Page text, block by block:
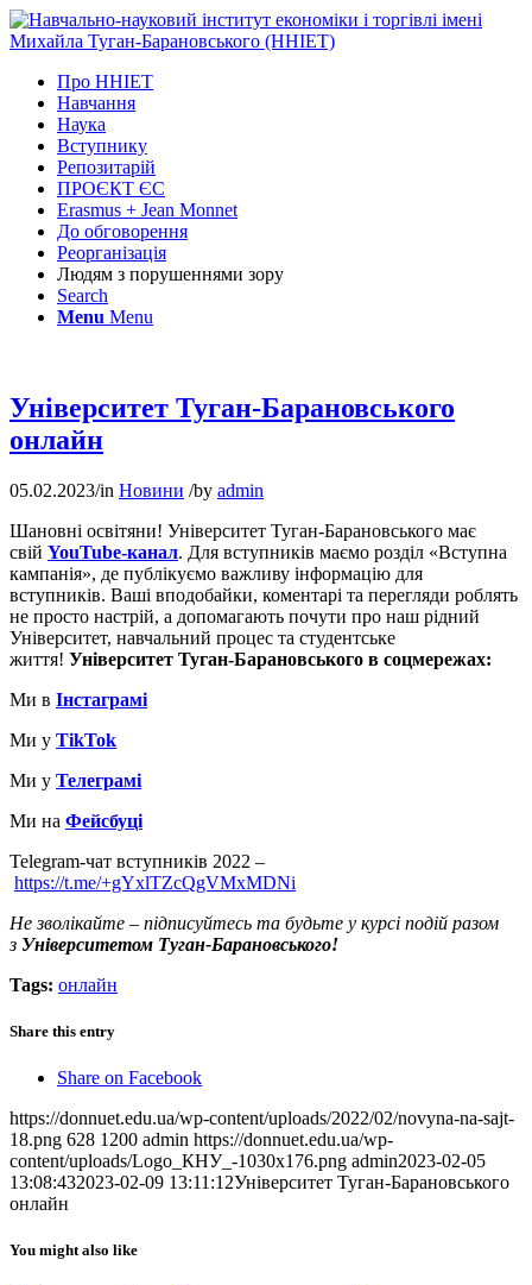
Про ННІЕТ
Навчання
Наука
Вступнику
Репозитарій
ПРОЄКТ ЄС
Erasmus + Jean Monnet
До обговорення
Реорганізація
Людям з порушеннями зору
Search
Menu Menu
Університет Туган-Барановського
онлайн
05.02.2023/in Новини /by admin
Шановні освітяни! Університет Туган-Барановського має
свій YouTube-канал. Для вступників маємо розділ «Вступна
кампанія», де публікуємо важливу інформацію для
вступників. Ваші вподобайки, коментарі та перегляди роблять
не просто настрій, а допомагають почути про наш рідний
Університет, навчальний процес та студентське
життя! Університет Туган-Барановського в соцмережах:
Ми в Інстаграмі
Ми у TikTok
Ми у Телеграмі
Ми на Фейсбуці
Telegram-чат вступників 2022 –
https://t.me/+gYxlTZcQgVMxMDNi
Не зволікайте – підписуйтесь та будьте у курсі подій разом
з Університетом Туган-Барановського!
Tags: онлайн
Share this entry
Share on Facebook
https://donnuet.edu.ua/wp-content/uploads/2022/02/novyna-na-sajt-
18.png 628 1200 admin https://donnuet.edu.ua/wp-
content/uploads/Logo_КНУ_-1030x176.png admin2023-02-05
13:08:432023-02-09 13:11:12Університет Туган-Барановського
онлайн
You might also like